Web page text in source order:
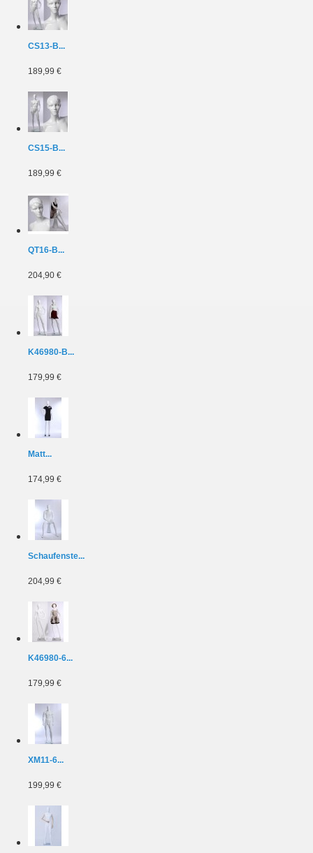
CS13-B...
189,99 €
CS15-B...
189,99 €
QT16-B...
204,90 €
K46980-B...
179,99 €
Matt...
174,99 €
Schaufenste...
204,99 €
K46980-6...
179,99 €
XM11-6...
199,99 €